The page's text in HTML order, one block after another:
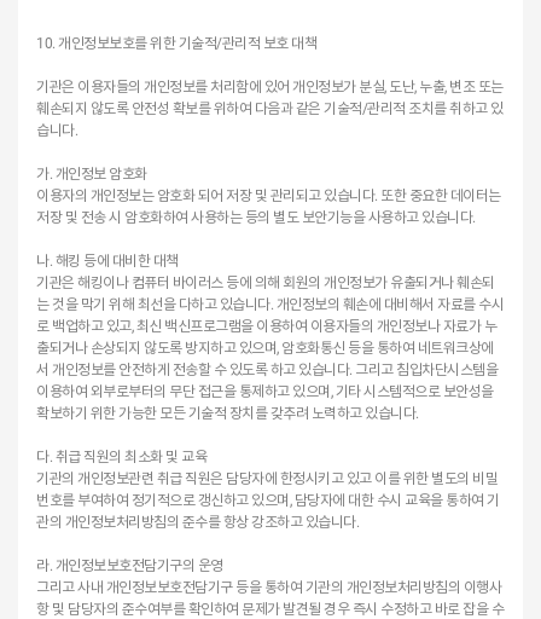
10. 개인정보보호를 위한 기술적/관리적 보호 대책
기관은 이용자들의 개인정보를 처리함에 있어 개인정보가 분실, 도난, 누출, 변조 또는
훼손되지 않도록 안전성 확보를 위하여 다음과 같은 기술적/관리적 조치를 취하고 있
습니다.
가. 개인정보 암호화
이용자의 개인정보는 암호화 되어 저장 및 관리되고 있습니다. 또한 중요한 데이터는
저장 및 전송 시 암호화하여 사용하는 등의 별도 보안기능을 사용하고 있습니다.
나. 해킹 등에 대비한 대책
기관은 해킹이나 컴퓨터 바이러스 등에 의해 회원의 개인정보가 유출되거나 훼손되
는 것을 막기 위해 최선을 다하고 있습니다. 개인정보의 훼손에 대비해서 자료를 수시
로 백업하고 있고, 최신 백신프로그램을 이용하여 이용자들의 개인정보나 자료가 누
출되거나 손상되지 않도록 방지하고 있으며, 암호화통신 등을 통하여 네트워크상에
서 개인정보를 안전하게 전송할 수 있도록 하고 있습니다. 그리고 침입차단시스템을
이용하여 외부로부터의 무단 접근을 통제하고 있으며, 기타 시스템적으로 보안성을
확보하기 위한 가능한 모든 기술적 장치를 갖추려 노력하고 있습니다.
다. 취급 직원의 최소화 및 교육
기관의 개인정보관련 취급 직원은 담당자에 한정시키고 있고 이를 위한 별도의 비밀
번호를 부여하여 정기적으로 갱신하고 있으며, 담당자에 대한 수시 교육을 통하여 기
관의 개인정보처리방침의 준수를 항상 강조하고 있습니다.
라. 개인정보보호전담기구의 운영
그리고 사내 개인정보보호전담기구 등을 통하여 기관의 개인정보처리방침의 이행사
항 및 담당자의 준수여부를 확인하여 문제가 발견될 경우 즉시 수정하고 바로 잡을 수